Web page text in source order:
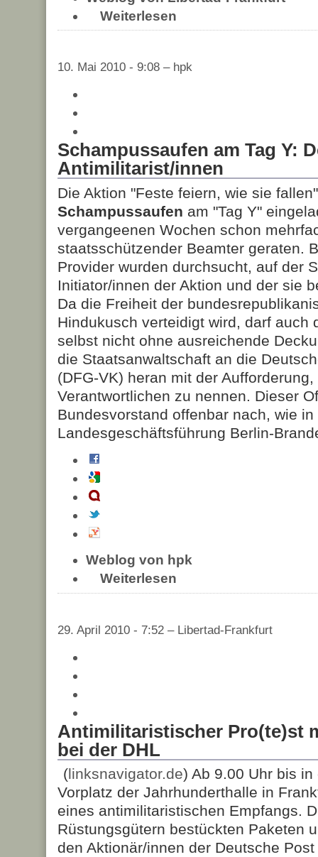
Weiterlesen
10. Mai 2010 - 9:08 – hpk
Schampussaufen am Tag Y:
Antimilitarist/innen
Die Aktion "Feste feiern, wie sie
Schampussaufen am "Tag Y"
vergangeenen Wochen schon
staatsschützender Beamter geraten.
Provider wurden durchsucht, auf der
Initiator/innen der Aktion und der sie
Da die Freiheit der
Hindukusch verteidigt wird, darf auch
selbst nicht ohne ausreichende
die Staatsanwaltschaft an die
(DFG-VK) heran mit der
Verantwortlichen zu nennen. Dieser
Bundesvorstand offenbar nach, wie
Landesgeschäftsführung Berlin-
Weblog von hpk
Weiterlesen
29. April 2010 - 7:52 – Libertad-Frankfurt
Antimilitaristischer Pro(te)st
bei der DHL
(linksnavigator.de) Ab 9.00 Uhr bis
Vorplatz der Jahrhunderthalle in
eines antimilitaristischen Empfangs.
Rüstungsgütern bestückten Paketen
den Aktionär/innen der Deutsche